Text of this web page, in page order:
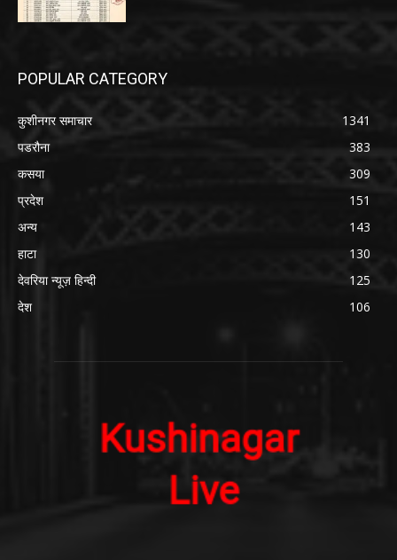
POPULAR CATEGORY
कुशीनगर समाचार
1341
पडरौना
383
कसया
309
प्रदेश
151
अन्य
143
हाटा
130
देवरिया न्यूज़ हिन्दी
125
देश
106